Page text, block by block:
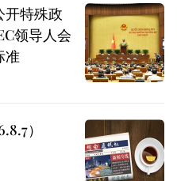
开特殊政
领导人会
准
）